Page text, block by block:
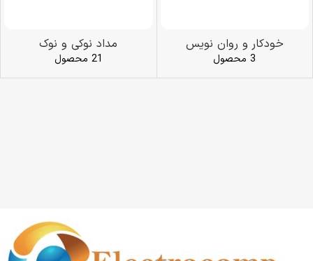
خودکار و روان نویس
3 محصول
مداد نوکی و نوک
21 محصول